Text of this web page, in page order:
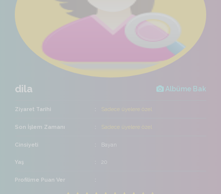
dila Albüme Bak
Ziyaret Tarihi Sadece üyelere özel
Son İşlem Zamanı Sadece üyelere özel
Cinsiyeti Bayan
Yaş 20
Profilime Puan Ver